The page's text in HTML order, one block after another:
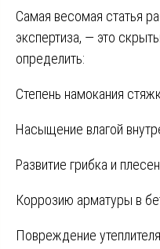
Самая весомая статья
экспертиза, — это
определить:
Степень намокания
Насыщение влагой
Развитие грибка и
Коррозию арматуры в
Повреждение